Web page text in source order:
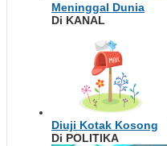
Meninggal Dunia
Di KANAL
Diuji Kotak Kosong
Di POLITIKA